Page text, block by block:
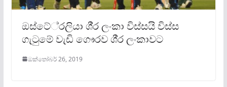
ඔස්ටේ‍්‍රලියා ශී‍්‍ර ලංකා විස්සයි විස්ස
ගැටුමේ වැඩි ගෞරව ශී‍්‍ර ලංකාවට
ඔක්තෝබර් 26, 2019